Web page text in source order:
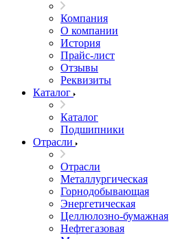
Компания
О компании
История
Прайс-лист
Отзывы
Реквизиты
Каталог
Каталог
Подшипники
Отрасли
Отрасли
Металлургическая
Горнодобывающая
Энергетическая
Целлюлозно-бумажная
Нефтегазовая